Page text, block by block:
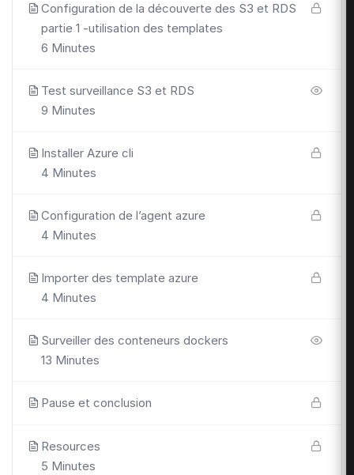
Configuration de la découverte des S3 et RDS
partie 1 -utilisation des templates
6 Minutes
Test surveillance S3 et RDS
9 Minutes
Installer Azure cli
4 Minutes
Configuration de l’agent azure
4 Minutes
Importer des template azure
4 Minutes
Surveiller des conteneurs dockers
13 Minutes
Pause et conclusion
Resources
5 Minutes